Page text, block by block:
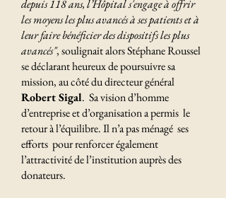
depuis 118 ans, l’Hôpital s'engage à offrir
les moyens les plus avancés à ses patients et à
leur faire bénéficier des dispositifs les plus
avancés", soulignait alors Stéphane Roussel
se déclarant heureux de poursuivre sa
mission, au côté du directeur général
Robert Sigal. Sa vision d’homme
d’entreprise et d’organisation a permis le
retour à l’équilibre. Il n’a pas ménagé ses
efforts pour renforcer également
l’attractivité de l’institution auprès des
donateurs.